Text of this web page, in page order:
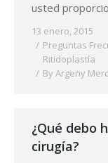
usted
13 enero, 2015
Preguntas
Ritidoplastía
By Argeny
¿Qué debo
cirugía?